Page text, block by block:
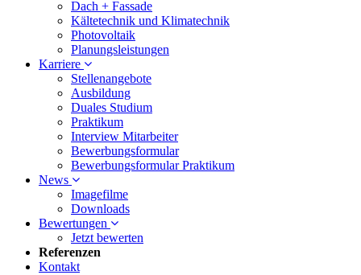
Dach + Fassade
Kältetechnik und Klimatechnik
Photovoltaik
Planungsleistungen
Karriere
Stellenangebote
Ausbildung
Duales Studium
Praktikum
Interview Mitarbeiter
Bewerbungsformular
Bewerbungsformular Praktikum
News
Imagefilme
Downloads
Bewertungen
Jetzt bewerten
Referenzen
Kontakt